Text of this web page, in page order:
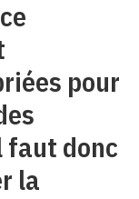
pour
donc
la